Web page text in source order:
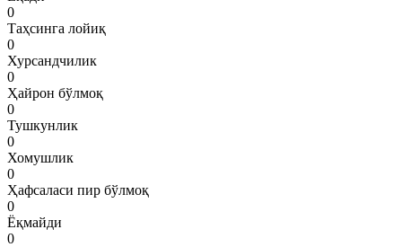
0
Таҳсинга лойиқ
0
Хурсандчилик
0
Ҳайрон бўлмоқ
0
Тушкунлик
0
Хомушлик
0
Ҳафсаласи пир бўлмоқ
0
Ёқмайди
0